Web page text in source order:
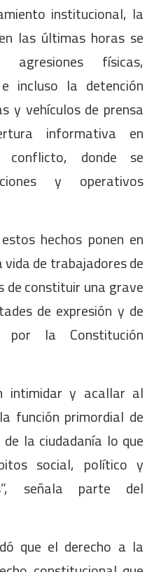
institucional, la
las últimas horas se
agresiones físicas,
incluso la detención
y vehículos de prensa
informativa en
donde se
y operativos
hechos ponen en
de trabajadores de
de constituir una grave
de expresión y de
por la Constitución
intimidar y acallar al
función primordial de
la ciudadanía lo que
social, político y
señala parte del
que el derecho a la